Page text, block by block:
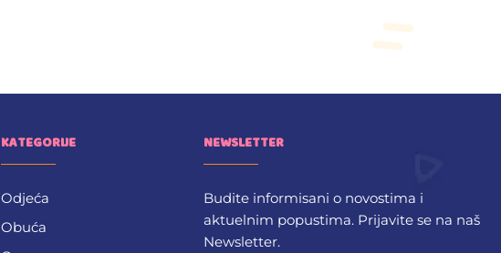
KATEGORIJE
Odjeća
Obuća
NEWSLETTER
Budite informisani o novostima i
aktuelnim popustima. Prijavite se na naš
Newsletter.